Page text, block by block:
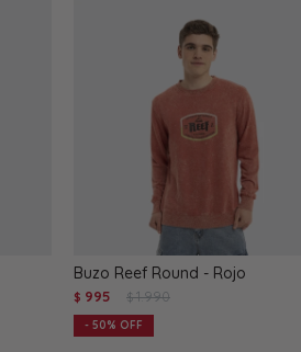
Buzo Reef Round - Rojo
$ 995 $ 1.990
50